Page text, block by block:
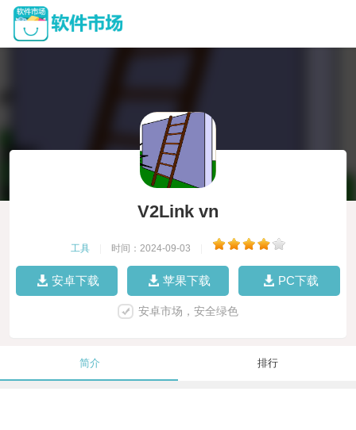
V2Link vn
工具 时间：2024-09-03
安卓下载 苹果下载 PC下载
安卓市场，安全绿色
简介 排行